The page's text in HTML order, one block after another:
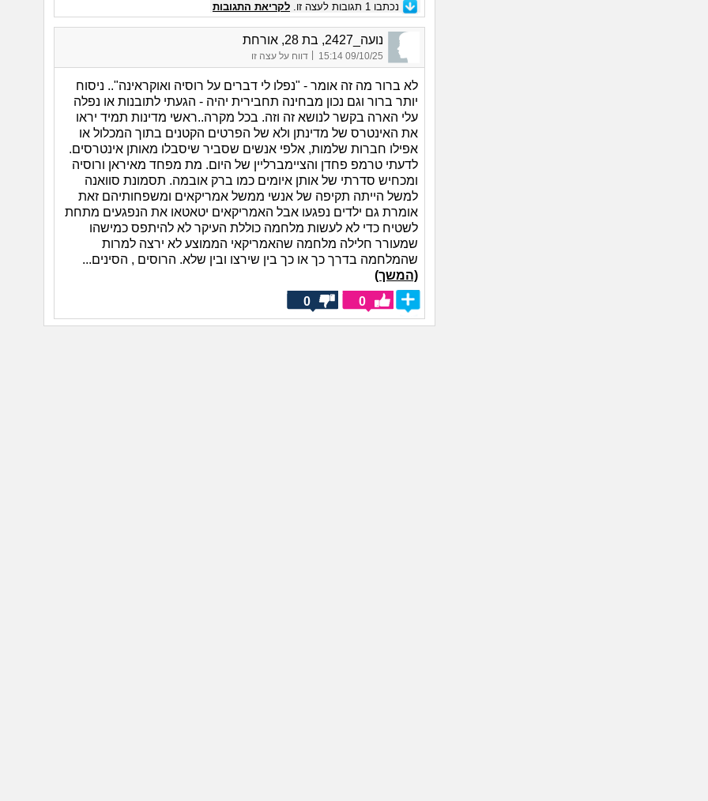
נכתבו 1 תגובות לעצה זו. לקריאת התגובות
נועה_2427, בת 28, אורחת
09/10/25 15:14 דווח על עצה זו
לא ברור מה זה אומר - "נפלו לי דברים על רוסיה ואוקראינה".. ניסוח
יותר ברור וגם נכון מבחינה תחבירית יהיה - הגעתי לתובנות או נפלה
עלי הארה בקשר לנושא זה וזה. בכל מקרה..ראשי מדינות תמיד יראו
את האינטרס של מדינתן ולא של הפרטים הקטנים בתוך המכלול או
אפילו חברות שלמות, אלפי אנשים שסביר שיסבלו מאותן אינטרסים.
לדעתי טרמפ פחדן והציימברליין של היום. מת מפחד מאיראן ורוסיה
ומכחיש סדרתי של אותן איומים כמו ברק אובמה. תסמונת סוואנה
למשל הייתה תקיפה של אנשי ממשל אמריקאים ומשפחותיהם זאת
אומרת גם ילדים נפגעו אבל האמריקאים יטאטאו את הנפגעים מתחת
לשטיח כדי לא לעשות מלחמה כוללת העיקר לא להיתפס כמישהו
שמעורר חלילה מלחמה שהאמריקאי הממוצע לא ירצה למרות
שהמלחמה בדרך כך או כך בין שירצו ובין שלא. הרוסים , הסינים...
(המשך)
0
0